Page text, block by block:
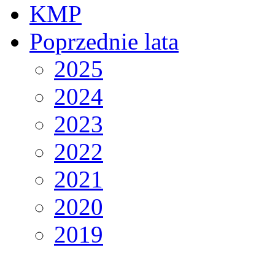
KMP
Poprzednie lata
2025
2024
2023
2022
2021
2020
2019